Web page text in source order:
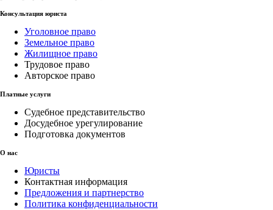
Консультация юриста
Уголовное право
Земельное право
Жилищное право
Трудовое право
Авторское право
Платные услуги
Судебное представительство
Досудебное урегулирование
Подготовка документов
О нас
Юристы
Контактная информация
Предложения и партнерство
Политика конфиденциальности